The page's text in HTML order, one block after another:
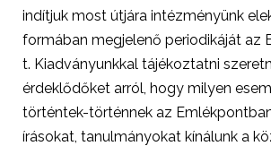
indítjuk most útjára intézményünk
formában megjelenő periodikáját az
t. Kiadványunkkal tájékoztatni
érdeklődőket arról, hogy milyen
történtek-történnek az
írásokat, tanulmányokat kínálunk a